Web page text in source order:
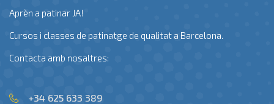
Aprèn a patinar JA!
Cursos i classes de patinatge de qualitat a Barcelona.
Contacta amb nosaltres:
+34 625 633 389